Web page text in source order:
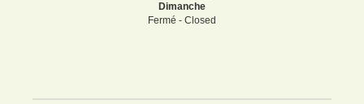
Dimanche
Fermé - Closed